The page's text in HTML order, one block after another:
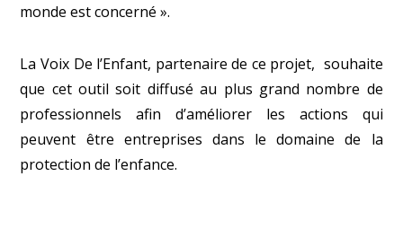
monde est concerné ».
La Voix De l’Enfant, partenaire de ce projet, souhaite
que cet outil soit diffusé au plus grand nombre de
professionnels afin d’améliorer les actions qui
peuvent être entreprises dans le domaine de la
protection de l’enfance.